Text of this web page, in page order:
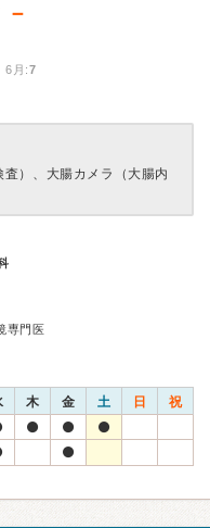
－
月:7
）、大腸カメラ（大腸内
専門医
木 金 土 日 祝